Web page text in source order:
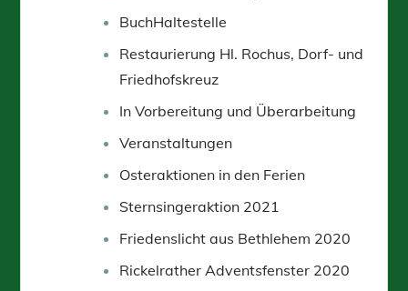
BuchHaltestelle
Restaurierung Hl. Rochus, Dorf- und
Friedhofskreuz
In Vorbereitung und Überarbeitung
Veranstaltungen
Osteraktionen in den Ferien
Sternsingeraktion 2021
Friedenslicht aus Bethlehem 2020
Rickelrather Adventsfenster 2020